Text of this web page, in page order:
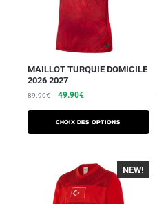
MAILLOT TURQUIE DOMICILE
2026 2027
89.90€ 49.90€
Choix des options
-40%
NEW!